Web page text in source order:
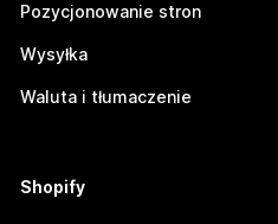
Pozycjonowanie stron
Wysyłka
Waluta i tłumaczenie
Shopify